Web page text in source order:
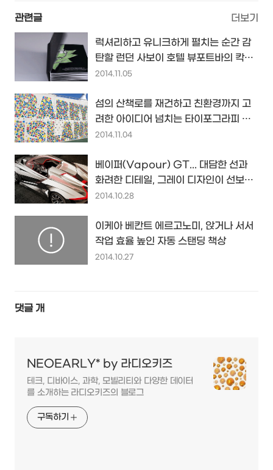
관련글 더보기
럭셔리하고 유니크하게 펼치는 순간 감
탄할 런던 사보이 호텔 뷰포트바의 칵테
일 메뉴 팝업북
2014.11.05
섬의 산책로를 재건하고 친환경까지 고
려한 아이디어 넘치는 타이포그라피 인
공 등반벽 디자인~
2014.11.04
베이퍼(Vapour) GT... 대담한 선과
화려한 디테일, 그레이 디자인이 선보인
로드스터 콘셉트카...
2014.10.28
이케아 베칸트 에르고노미, 앉거나 서서
작업 효율 높인 자동 스탠딩 책상
2014.10.27
댓글 개
NEOEARLY* by 라디오키즈
테크, 디바이스, 과학, 모빌리티와 다양한 데이터
를 소개하는 라디오키즈의 블로그
구독하기